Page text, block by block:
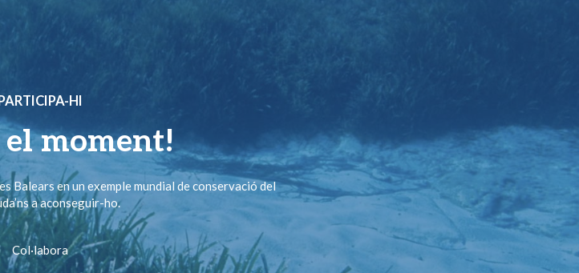
HI
el moment!
Balears en un exemple mundial de conservació del
a aconseguir-ho.
Col·labora